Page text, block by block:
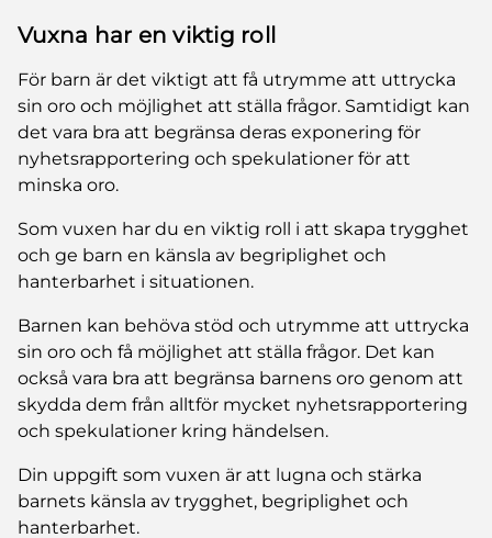
Vuxna har en viktig roll
För barn är det viktigt att få utrymme att uttrycka
sin oro och möjlighet att ställa frågor. Samtidigt kan
det vara bra att begränsa deras exponering för
nyhetsrapportering och spekulationer för att
minska oro.
Som vuxen har du en viktig roll i att skapa trygghet
och ge barn en känsla av begriplighet och
hanterbarhet i situationen.
Barnen kan behöva stöd och utrymme att uttrycka
sin oro och få möjlighet att ställa frågor. Det kan
också vara bra att begränsa barnens oro genom att
skydda dem från alltför mycket nyhetsrapportering
och spekulationer kring händelsen.
Din uppgift som vuxen är att lugna och stärka
barnets känsla av trygghet, begriplighet och
hanterbarhet.